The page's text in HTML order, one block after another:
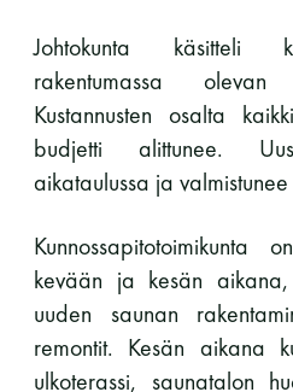
-Miesten päivät
perjantai ja
jaettu
Johtokunta käsitteli
rakentumassa
Kustannusten osalta
budjetti alittunee.
aikataulussa ja
Kunnossapitotoimikunta
kevään ja kesän
uuden saunan
remontit. Kesän aikana
ulkoterassi, saunatalon